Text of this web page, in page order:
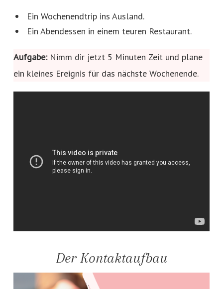
Ein Wochenendtrip ins Ausland.
Ein Abendessen in einem teuren Restaurant.
Aufgabe:Nimm dir jetzt 5 Minuten Zeit und plane
ein kleines Ereignis für das nächste Wochenende.
Der Kontaktaufbau